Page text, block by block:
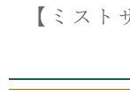
【ミスト